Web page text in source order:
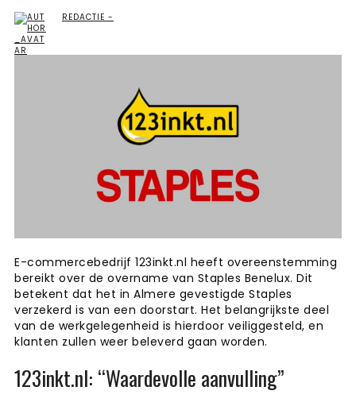
REDACTIE
E-commercebedrijf 123inkt.nl heeft overeenstemming
bereikt over de overname van Staples Benelux. Dit
betekent dat het in Almere gevestigde Staples
verzekerd is van een doorstart. Het belangrijkste deel
van de werkgelegenheid is hierdoor veiliggesteld, en
klanten zullen weer beleverd gaan worden.
123inkt.nl: “Waardevolle aanvulling”